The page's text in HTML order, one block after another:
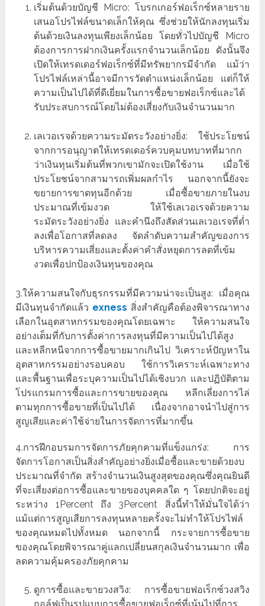
เริ่มต้นด้วยบัญชี Micro: โบรกเกอร์ฟอเร็กซ์หลายราย
เสนอโปรไฟล์ขนาดเล็กให้คุณ ซึ่งช่วยให้นักลงทุนเริ่ม
ต้นด้วยเงินลงทุนเพียงเล็กน้อย โดยทั่วไปบัญชี Micro
ต้องการการฝากเงินครั้งแรกจำนวนเล็กน้อย ดังนั้นจึง
เปิดให้เทรดเดอร์ฟอเร็กซ์ที่มีทรัพยากรมีจำกัด แม้ว่า
โปรไฟล์เหล่านี้อาจมีการวัดตำแหน่งเล็กน้อย แต่ก็ให้
ความเป็นไปได้ที่ดีเยี่ยมในการซื้อขายฟอเร็กซ์และได้
รับประสบการณ์โดยไม่ต้องเสี่ยงกับเงินจำนวนมาก
เลเวอเรจด้วยความระมัดระวังอย่างยิ่ง: ใช้ประโยชน์
จากการอนุญาตให้เทรดเดอร์ควบคุมบทบาทที่มากก
ว่าเงินทุนเริ่มต้นที่พวกเขามักจะเปิดใช้งาน เมื่อใช้
ประโยชน์จากสามารถเพิ่มผลกำไร นอกจากนี้ยังจะ
ขยายการขาดทุนอีกด้วย เมื่อซื้อขายภายในงบ
ประมาณที่เข้มงวด ให้ใช้เลเวอเรจด้วยความ
ระมัดระวังอย่างยิ่ง และคำนึงถึงสัดส่วนเลเวอเรจที่ต่ำ
ลงเพื่อโอกาสที่ลดลง จัดลำดับความสำคัญของการ
บริหารความเสี่ยงและตั้งค่าคำสั่งหยุดการลดที่เข้ม
งวดเพื่อปกป้องเงินทุนของคุณ
3.ให้ความสนใจกับธุรกรรมที่มีความน่าจะเป็นสูง: เมื่อคุณ
มีเงินทุนจำกัดแล้ว exness สิ่งสำคัญคือต้องพิจารณาทาง
เลือกในอุตสาหกรรมของคุณโดยเฉพาะ ให้ความสนใจ
อย่างเต็มที่กับการตั้งค่าการลงทุนที่มีความเป็นไปได้สูง
และหลีกหนีจากการซื้อขายมากเกินไป วิเคราะห์ปัญหาใน
อุตสาหกรรมอย่างรอบคอบ ใช้การวิเคราะห์เฉพาะทาง
และพื้นฐานเพื่อระบุความเป็นไปได้เชิงบวก และปฏิบัติตาม
โปรแกรมการซื้อและการขายของคุณ หลีกเลี่ยงการไล่
ตามทุกการซื้อขายที่เป็นไปได้ เนื่องจากอาจนำไปสู่การ
สูญเสียและค่าใช้จ่ายในการจัดการที่มากขึ้น
4.การฝึกอบรมการจัดการภัยคุกคามที่แข็งแกร่ง: การ
จัดการโอกาสเป็นสิ่งสำคัญอย่างยิ่งเมื่อซื้อและขายด้วยงบ
ประมาณที่จำกัด สร้างจำนวนเงินสูงสุดของคุณซึ่งคุณยินดี
ที่จะเสี่ยงต่อการซื้อและขายของบุคคลใด ๆ โดยปกติจะอยู่
ระหว่าง 1Percent ถึง 3Percent สิ่งนี้ทำให้มั่นใจได้ว่า
แม้แต่การสูญเสียการลงทุนหลายครั้งจะไม่ทำให้โปรไฟล์
ของคุณหมดไปทั้งหมด นอกจากนี้ กระจายการซื้อขาย
ของคุณโดยพิจารณาคู่แลกเปลี่ยนสกุลเงินจำนวนมาก เพื่อ
ลดความคุ้มครองภัยคุกคาม
ดูการซื้อและขายวงสวิง: การซื้อขายฟอเร็กซ์วงสวิง